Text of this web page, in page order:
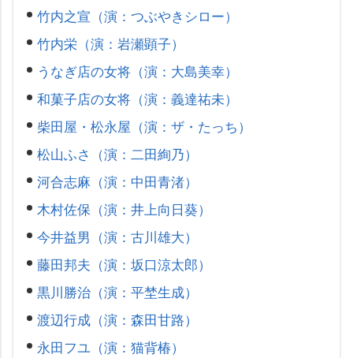
竹内之宣（演：つぶやきシロー）
竹内栄（演：岩瀬顕子）
うなぎ店の女将（演：大島美幸）
和菓子店の女将（演：義達祐未）
柴田屋・松永屋（演：ザ・たっち）
松山ふさ（演：二田絢乃）
河合志麻（演：中田青渚）
木村佐保（演：井上向日葵）
今井益男（演：古川雄大）
藤田邦夫（演：坂口涼太郎）
黒川勝治（演：平埜生成）
渡辺行成（演：森田甘路）
永田フユ（演：猫背椿）